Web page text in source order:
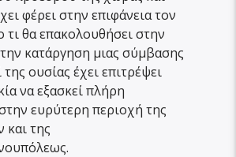
φέρει στην επιφάνεια τον
τι θα επακολουθήσει στην
κατάργηση μιας σύμβασης
ουσίας έχει επιτρέψει
να εξασκεί πλήρη
ευρύτερη περιοχή της
και της